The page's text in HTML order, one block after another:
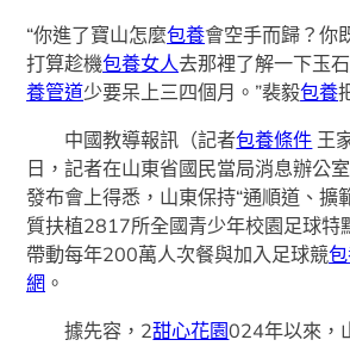
“你進了寶山怎麼包養會空手而歸？你
打算趁機包養女人去那裡了解一下玉石
養管道少要呆上三四個月。”裴毅包養
中國教導報訊（記者包養條件 王
日，記者在山東省國民當局消息辦公
發布會上得悉，山東保持“通順道、擴
質扶植2817所全國青少年校園足球特
帶動每年200萬人次餐與加入足球競
網 。
據先容，2甜心花園024年以來，